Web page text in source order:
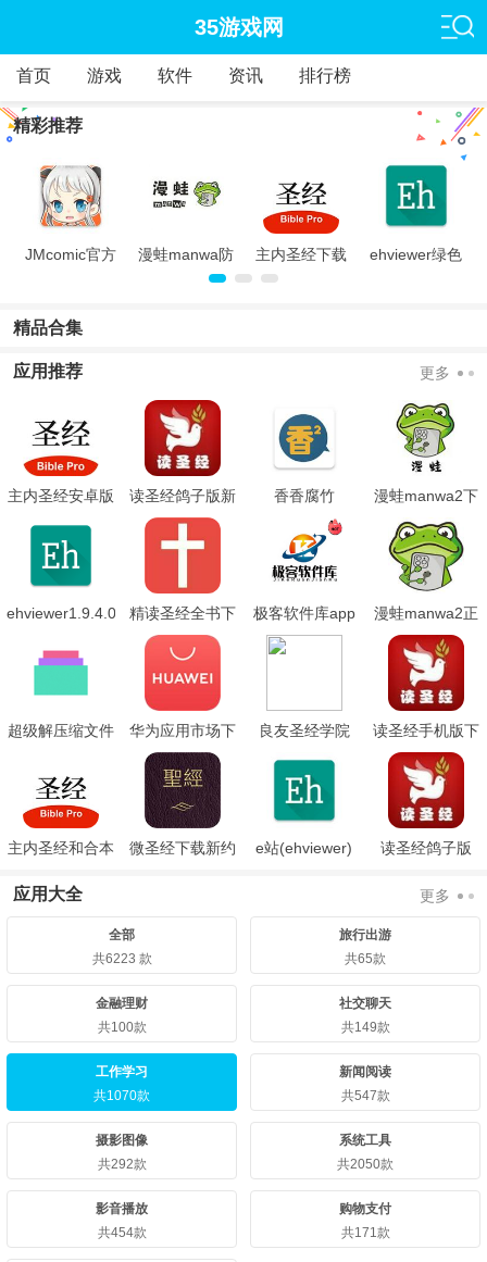
35游戏网
首页 游戏 软件 资讯 排行榜
精彩推荐
JMcomic官方
漫蛙manwa防
主内圣经下载
中文版和合本
ehviewer绿色
精品合集
应用推荐 更多
主内圣经安卓版
读圣经鸽子版新
旧约合本
香香腐竹
boylove
漫蛙manwa2下
载
ehviewer1.9.4.0
精读圣经全书下
载手机版
极客软件库app
漫蛙manwa2正
版下载.apk
超级解压缩文件
华为应用市场下
载安装老版本
良友圣经学院
读圣经手机版下
载鸽子版
主内圣经和合本
微圣经下载新约
e站(ehviewer)
读圣经鸽子版
应用大全 更多
全部
共6223 款
旅行出游
共65款
金融理财
共100款
社交聊天
共149款
工作学习
共1070款
新闻阅读
共547款
摄影图像
共292款
系统工具
共2050款
影音播放
共454款
购物支付
共171款